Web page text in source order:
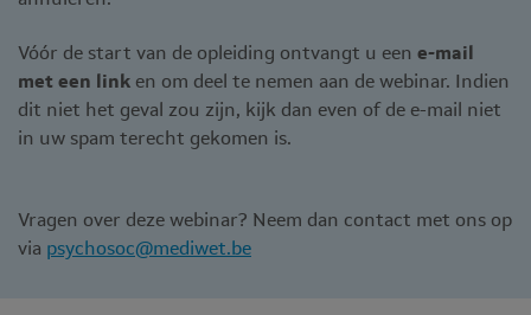
Vóór de start van de opleiding ontvangt u een e-mail
met een link en om deel te nemen aan de webinar. Indien
dit niet het geval zou zijn, kijk dan even of de e-mail niet
in uw spam terecht gekomen is.
Vragen over deze webinar? Neem dan contact met ons op
via psychosoc@mediwet.be